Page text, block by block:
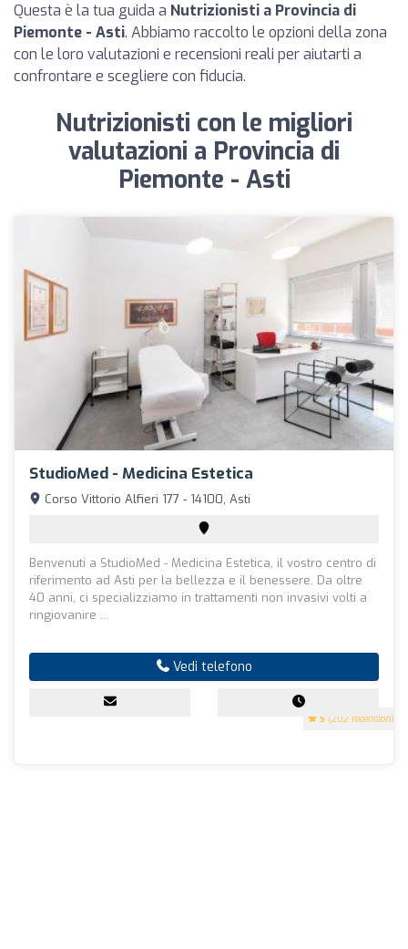
Questa è la tua guida a Nutrizionisti a Provincia di
Piemonte - Asti. Abbiamo raccolto le opzioni della zona
con le loro valutazioni e recensioni reali per aiutarti a
confrontare e scegliere con fiducia.
Nutrizionisti con le migliori
valutazioni a Provincia di
Piemonte - Asti
StudioMed - Medicina Estetica
5 (202 recensioni)
Corso Vittorio Alfieri 177 - 14100, Asti
Benvenuti a StudioMed - Medicina Estetica, il vostro centro di
riferimento ad Asti per la bellezza e il benessere. Da oltre
40 anni, ci specializziamo in trattamenti non invasivi volti a
ringiovanire ...
Vedi telefono